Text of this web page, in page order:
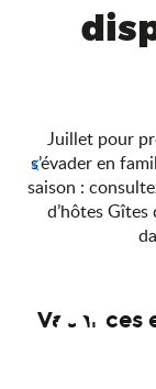
Juillet pour
s’évader en
saison :
d’hôtes Gîtes
01
Vacances